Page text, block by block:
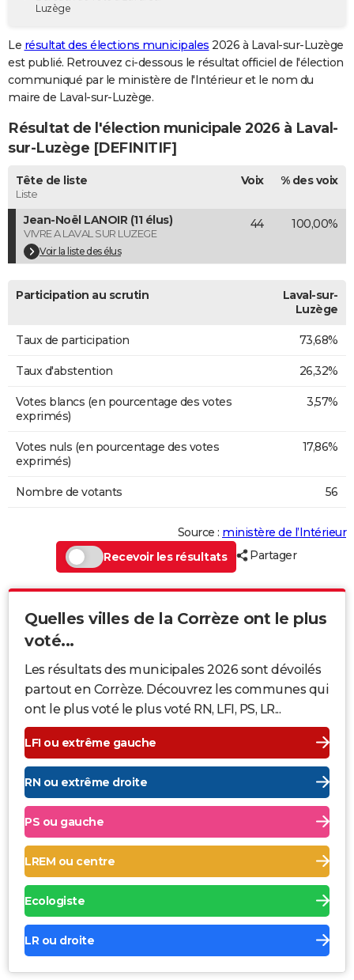
Destinations
City break
Voyage nature
Voyage de noces
Forum
GUIDES D'ACHAT
BONS PLANS
Carte de Noël
Carte Bonne année
Carte Saint-Valentin
Carte Pâques
Carte d'anniversaire
DICTIONNAIRE
Dictionnaire
Biographies
Citations
Expressions
Proverbes
PROGRAMME TV
COPAINS D'AVANT
S'inscrire
Se connecter
Lycées
Collèges
Primaires
Universités
Entreprises
Service militaire
Avis de recherche
AVIS DE DÉCÈS
Bricolage
Television
Luzège
Le résultat des élections municipales 2026 à Laval-sur-Luzège
est publié. Retrouvez ci-dessous le résultat officiel de l'élection
communiqué par le ministère de l'Intérieur et le nom du
maire de Laval-sur-Luzège.
Résultat de l'élection municipale 2026 à Laval-
sur-Luzège [DEFINITIF]
Tête de liste
Liste
Voix % des voix
Jean-Noël LANOIR (11 élus)
VIVRE A LAVAL SUR LUZEGE
Voir la liste des élus
44 100,00%
Participation au scrutin
Laval-sur-
Luzège
Taux de participation 73,68%
Taux d'abstention 26,32%
Votes blancs (en pourcentage des votes
exprimés)
3,57%
Votes nuls (en pourcentage des votes
exprimés)
17,86%
Nombre de votants 56
Source : ministère de l’Intérieur
Recevoir les résultats
Partager
Quelles villes de la Corrèze ont le plus
voté...
Les résultats des municipales 2026 sont dévoilés
partout en Corrèze. Découvrez les communes qui
ont le plus voté le plus voté RN, LFI, PS, LR...
LFI ou extrême gauche
RN ou extrême droite
PS ou gauche
LREM ou centre
Ecologiste
LR ou droite